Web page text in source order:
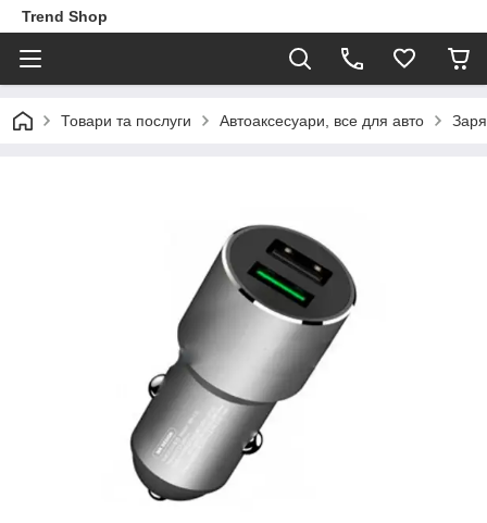
Trend Shop
Товари та послуги Автоаксесуари, все для авто